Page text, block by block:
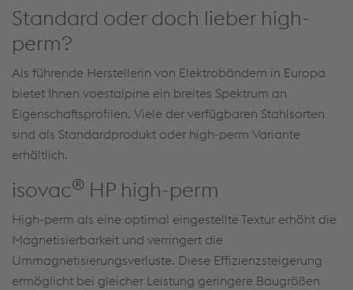
Standard oder doch lieber high-
perm?
Als führende Herstellerin von Elektrobändern in Europa
bietet Ihnen voestalpine ein breites Spektrum an
Eigenschaftsprofilen. Viele der verfügbaren Stahlsorten
sind als Standardprodukt oder high-perm Variante
erhältlich.
isovac® HP high-perm
High-perm als eine optimal eingestellte Textur erhöht die
Magnetisierbarkeit und verringert die
Ummagnetisierungsverluste. Diese Effizienzsteigerung
ermöglicht bei gleicher Leistung geringere Baugrößen